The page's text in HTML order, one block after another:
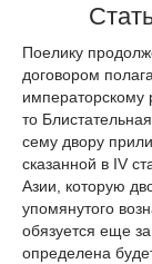
Поелику
договором
императорскому
то
сему двору
сказанной в IV
Азии, которую
упомянутого
обязуется еще
определена